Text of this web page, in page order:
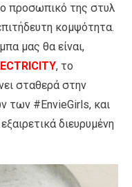
προσωπικό της στυλ
κομψότητα.
μας θα είναι,
, το
σταθερά στην
των #EnvieGirls, και
διευρυμένη